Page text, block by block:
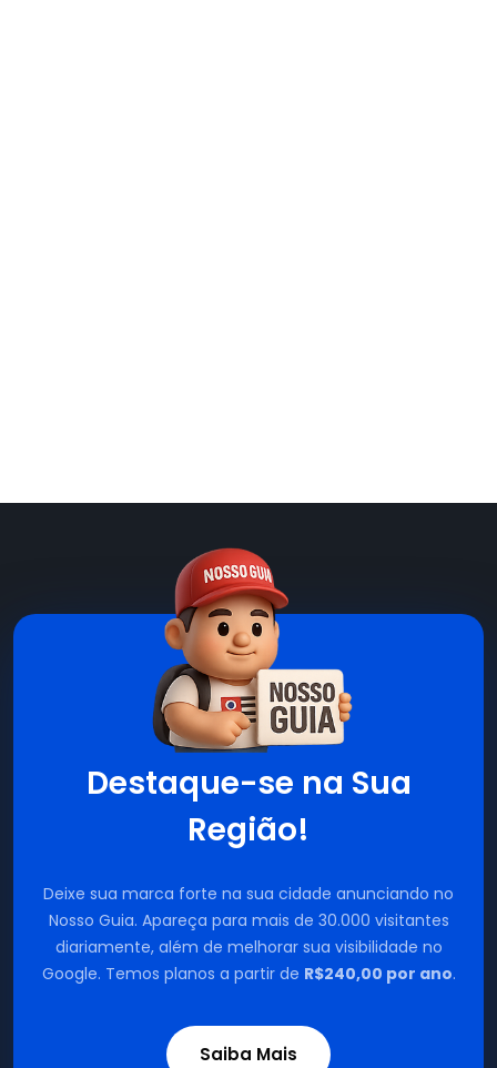
Destaque-se na Sua
Região!
Deixe sua marca forte na sua cidade anunciando no
Nosso Guia. Apareça para mais de 30.000 visitantes
diariamente, além de melhorar sua visibilidade no
Google. Temos planos a partir de R$240,00 por ano.
Saiba Mais